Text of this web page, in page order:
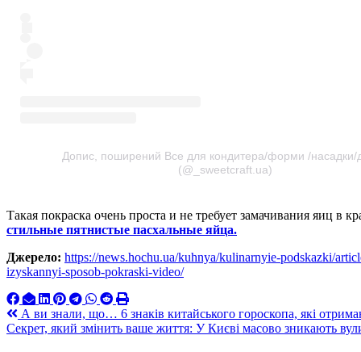
Допис, поширений Все для кондитера/форми /насадки/
(@_sweetcraft.ua)
Такая покраска очень проста и не требует замачивания яиц в
стильные пятнистые пасхальные яйца.
Джерело: https://news.hochu.ua/kuhnya/kulinarnyie-podskazki/
izyskannyi-sposob-pokraski-video/
Навигация
по
А ви знали, що… 6 знаків китайського гороскопа, які
Секрет, який змінить ваше життя: У Києві масово зникають